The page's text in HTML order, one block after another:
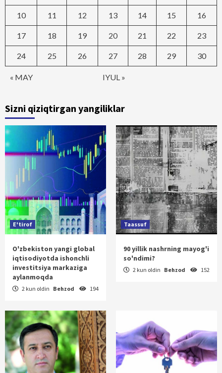
« MAY IYUL »
10 11 12 13 14 15 16
17 18 19 20 21 22 23
24 25 26 27 28 29 30
Sizni qiziqtirgan yangiliklar
E'tirof
O'zbekiston yangi global
iqtisodiyotda ishonchli
investitsiya markaziga
aylanmoqda
2 kun oldin Behzod 194
Taassuf
90 yillik nashrning mayog'i
so'ndimi?
2 kun oldin Behzod 152